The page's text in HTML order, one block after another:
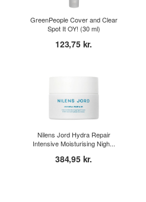
GreenPeople Cover and Clear
Spot It OY! (30 ml)
123,75 kr.
Nilens Jord Hydra Repair
Intensive Moisturising Nigh...
384,95 kr.